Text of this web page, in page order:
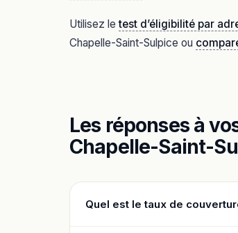
Utilisez letest d’éligibilité par
Chapelle-Saint-Sulpice ou
Les réponses à
Chapelle-Saint-
Quel est le taux de